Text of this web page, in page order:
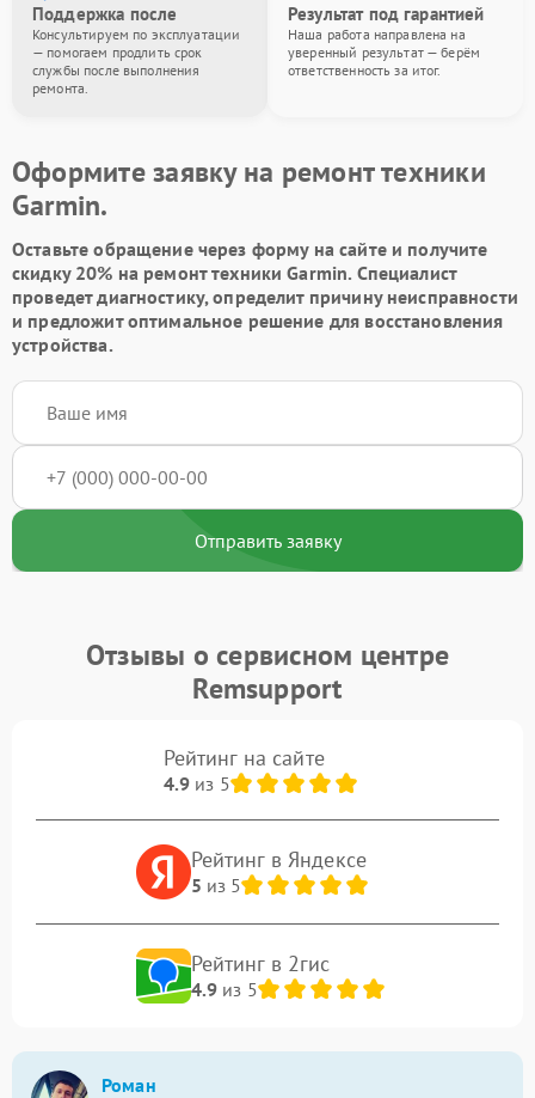
Поддержка после
Консультируем по эксплуатации
— помогаем продлить срок
службы после выполнения
ремонта.
Результат под гарантией
Наша работа направлена на
уверенный результат — берём
ответственность за итог.
Оформите заявку на ремонт техники
Garmin.
Оставьте обращение через форму на сайте и получите
скидку 20% на ремонт техники Garmin. Специалист
проведет диагностику, определит причину неисправности
и предложит оптимальное решение для восстановления
устройства.
Отправить заявку
Отзывы о сервисном центре
Remsupport
Рейтинг на сайте
4.9из 5
Рейтинг в Яндексе
5 из 5
Рейтинг в 2гис
4.9из 5
Роман